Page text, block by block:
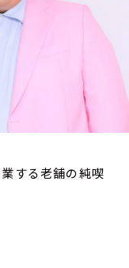
する老舗の純喫